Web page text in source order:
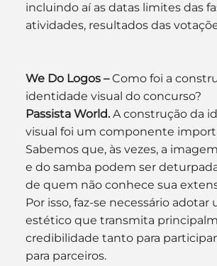
incluindo aí as datas limites das
atividades, resultados das
We Do Logos – Como foi a
identidade visual do concurso?
Passista World. A construção da
visual foi um componente
Sabemos que, às vezes, a
e do samba podem ser
de quem não conhece sua
Por isso, faz-se necessário adotar
estético que transmita
credibilidade tanto para
para parceiros.